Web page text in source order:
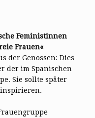
Feministinnen
Frauen«
der Genossen: Dies
der im Spanischen
Sie sollte später